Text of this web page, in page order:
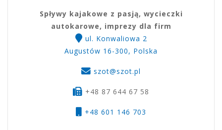
Spływy kajakowe z pasją, wycieczki
autokarowe, imprezy dla firm
ul. Konwaliowa 2
Augustów 16-300, Polska
szot@szot.pl
+48 87 644 67 58
+48 601 146 703